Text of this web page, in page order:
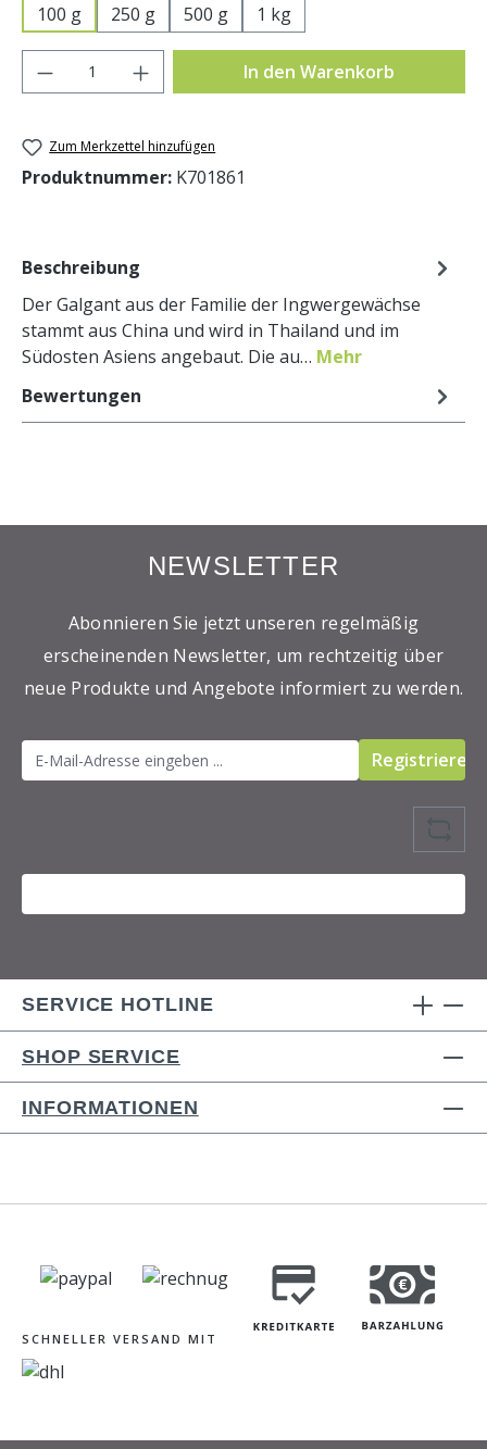
100 g
250 g 500 g 1 kg
Produkt Anzahl: Gib den gewünschten
In den Warenkorb
Zum Merkzettel hinzufügen
Produktnummer: K701861
Beschreibung
Der Galgant aus der Familie der Ingwergewächse
stammt aus China und wird in Thailand und im
Südosten Asiens angebaut. Die au… Mehr
Bewertungen
NEWSLETTER
Abonnieren Sie jetzt unseren regelmäßig
erscheinenden Newsletter, um rechtzeitig über
neue Produkte und Angebote informiert zu werden.
Registrieren
SERVICE HOTLINE
SHOP SERVICE
INFORMATIONEN
SCHNELLER VERSAND MIT